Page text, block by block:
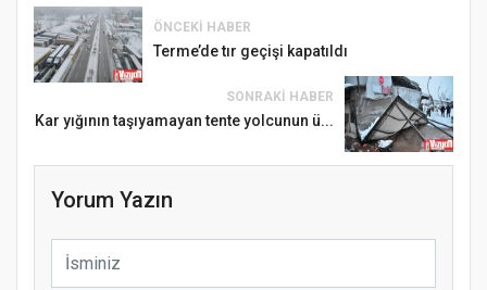
ÖNCEKI HABER
Terme’de tır geçişi kapatıldı
SONRAKI HABER
Kar yığının taşıyamayan tente yolcunun ü...
Yorum Yazın